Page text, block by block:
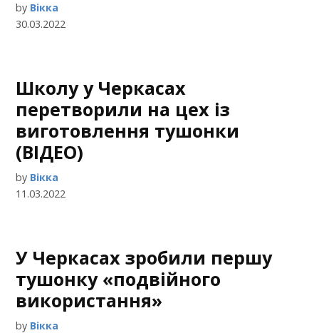
by Вікка
30.03.2022
Школу у Черкасах
перетворили на цех із
виготовлення тушонки
(ВІДЕО)
by Вікка
11.03.2022
У Черкасах зробили першу
тушонку «подвійного
використання»
by Вікка